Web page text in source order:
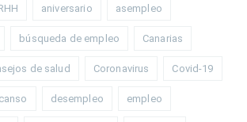
aniversario asempleo
búsqueda de empleo Canarias
de salud Coronavirus Covid-19
desempleo empleo